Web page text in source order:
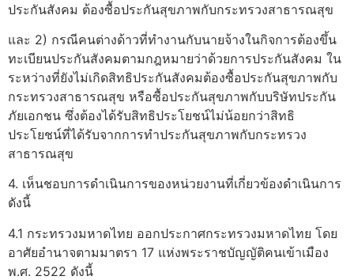
ประกันสังคม ต้องซื้อประกันสุขภาพกับกระทรวงสาธารณสุข
และ 2) กรณีคนต่างด้าวที่ทำงานกับนายจ้างในกิจการต้องขึ้น
ทะเบียนประกันสังคมตามกฎหมายว่าด้วยการประกันสังคม ใน
ระหว่างที่ยังไม่เกิดสิทธิประกันสังคมต้องซื้อประกันสุขภาพกับ
กระทรวงสาธารณสุข หรือซื้อประกันสุขภาพกับบริษัทประกัน
ภัยเอกชน ซึ่งต้องได้รับสิทธิประโยชน์ไม่น้อยกว่าสิทธิ
ประโยชน์ที่ได้รับจากการทำประกันสุขภาพกับกระทรวง
สาธารณสุข
4. เห็นชอบการดำเนินการของหน่วยงานที่เกี่ยวข้องดำเนินการ
ดังนี้
4.1 กระทรวงมหาดไทย ออกประกาศกระทรวงมหาดไทย โดย
อาศัยอำนาจตามมาตรา 17 แห่งพระราชบัญญัติคนเข้าเมือง
พ.ศ. 2522 ดังนี้